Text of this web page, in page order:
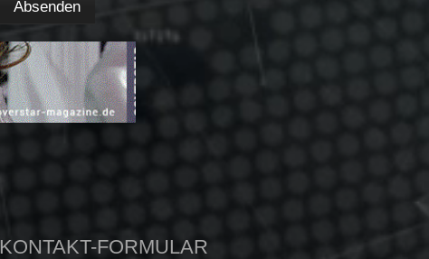
KONTAKT-FORMULAR